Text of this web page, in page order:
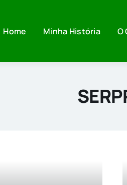
Home Minha História O